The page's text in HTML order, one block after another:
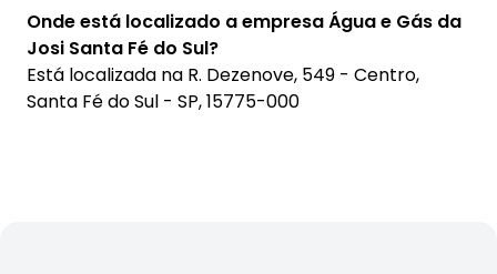
Onde está localizado a empresa Água e Gás da
Josi Santa Fé do Sul?
Está localizada na R. Dezenove, 549 - Centro,
Santa Fé do Sul - SP, 15775-000